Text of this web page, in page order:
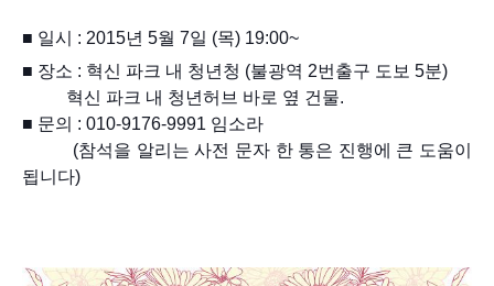
■ 일시 : 2015년 5월 7일 (목) 19:00~
■ 장소 : 혁신 파크 내 청년청 (불광역 2번출구 도보 5분)
혁신 파크 내 청년허브 바로 옆 건물.
■ 문의 : 010-9176-9991 임소라
(참석을 알리는 사전 문자 한 통은 진행에 큰 도움이
됩니다)